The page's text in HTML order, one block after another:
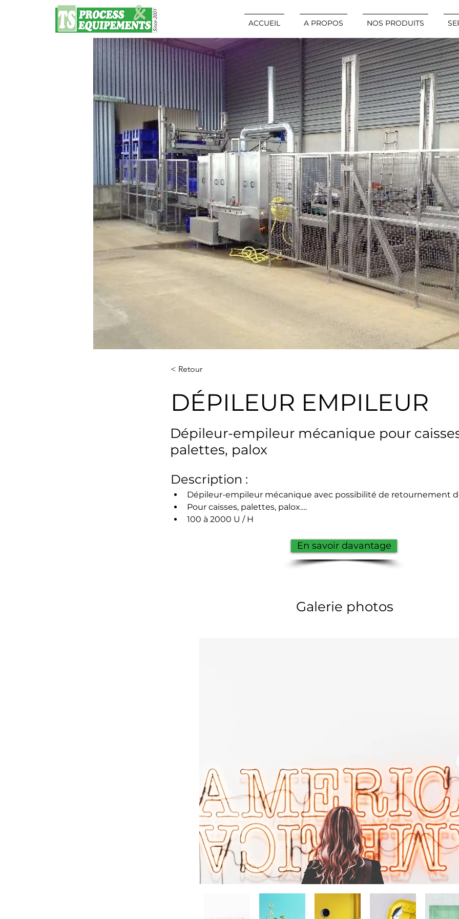
ACCUEIL A PROPOS NOS PRODUITS
< Retour
DÉPILEUR EMPILEUR
Dépileur-empileur mécanique pour
palettes, palox
Description :
Dépileur-empileur mécanique avec possibilité de retournement
Pour caisses, palettes, palox….
100 à 2000 U / H
En savoir davantage
Galerie photos